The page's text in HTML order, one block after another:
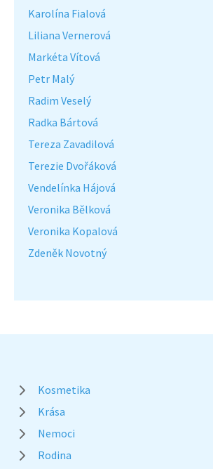
Karolína Fialová
Liliana Vernerová
Markéta Vítová
Petr Malý
Radim Veselý
Radka Bártová
Tereza Zavadilová
Terezie Dvořáková
Vendelínka Hájová
Veronika Bělková
Veronika Kopalová
Zdeněk Novotný
Kosmetika
Krása
Nemoci
Rodina